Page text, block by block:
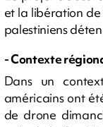
et la libération de
palestiniens
- Contexte
Dans un
américains ont
de drone